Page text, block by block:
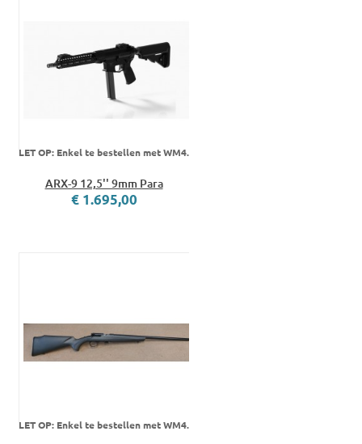
ARX-9 12,5'' 9mm Para
€ 1.695,00
LET OP: Enkel te bestellen met WM4.
LET OP: Enkel te bestellen met WM4.